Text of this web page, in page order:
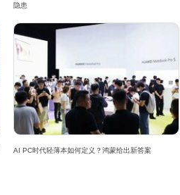
隐患
AI PC时代轻薄本如何定义？鸿蒙给出新答案